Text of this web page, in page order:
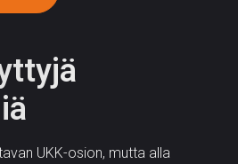
UKK-osion, mutta alla